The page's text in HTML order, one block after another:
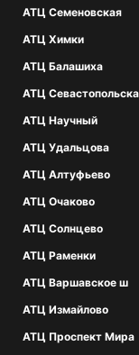
АТЦ Семеновская
АТЦ Химки
АТЦ Балашиха
АТЦ
АТЦ Научный
АТЦ Удальцова
АТЦ Алтуфьево
АТЦ Очаково
АТЦ Солнцево
АТЦ Раменки
АТЦ Варшавское ш
АТЦ Измайлово
АТЦ Проспект Мира